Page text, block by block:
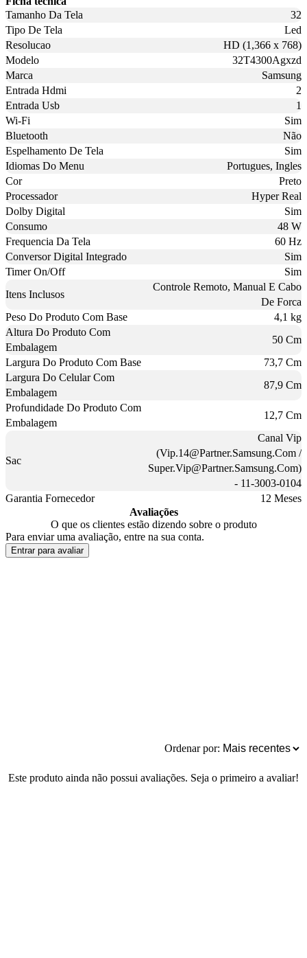
Tamanho Da Tela
32
Tipo De Tela
Led
Resolucao
HD (1,366 x 768)
Modelo
32T4300Agxzd
Marca
Samsung
Entrada Hdmi
2
Entrada Usb
1
Wi-Fi
Sim
Bluetooth
Não
Espelhamento De Tela
Sim
Idiomas Do Menu
Portugues, Ingles
Cor
Preto
Processador
Hyper Real
Dolby Digital
Sim
Consumo
48 W
Frequencia Da Tela
60 Hz
Conversor Digital Integrado
Sim
Timer On/Off
Sim
Itens Inclusos
Controle Remoto, Manual E Cabo
De Forca
Peso Do Produto Com Base
4,1 kg
Altura Do Produto Com
Embalagem
50 Cm
Largura Do Produto Com Base
73,7 Cm
Largura Do Celular Com
Embalagem
87,9 Cm
Profundidade Do Produto Com
Embalagem
12,7 Cm
Sac
Canal Vip
(Vip.14@Partner.Samsung.Com /
Super.Vip@Partner.Samsung.Com)
- 11-3003-0104
Garantia Fornecedor
12 Meses
Avaliações
O que os clientes estão dizendo sobre o produto
Para enviar uma avaliação, entre na sua conta.
Entrar para avaliar
Ordenar por:
Este produto ainda não possui avaliações. Seja o primeiro a avaliar!